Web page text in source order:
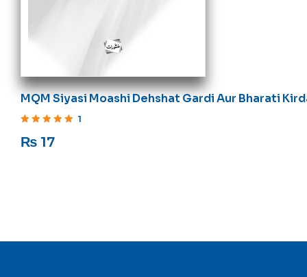
MQM Siyasi Moashi Dehshat Gardi Aur Bharati
1
₨ 17